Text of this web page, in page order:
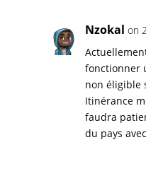
Nzokal on
fonctionner
non éligible
Itinérance
faudra
du pays